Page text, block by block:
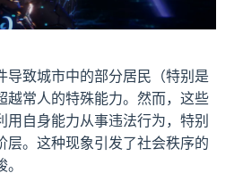
导致城市中的部分居民（特别是
越常人的特殊能力。然而，这些
用自身能力从事违法行为，特别
层。这种现象引发了社会秩序的